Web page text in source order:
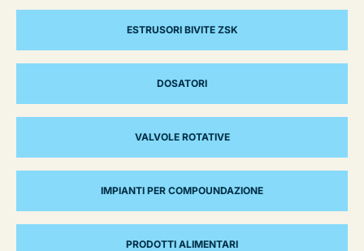
ESTRUSORI BIVITE ZSK
DOSATORI
VALVOLE ROTATIVE
IMPIANTI PER COMPOUNDAZIONE
PRODOTTI ALIMENTARI